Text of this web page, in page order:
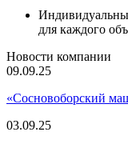
для каждого
Новости компании
09.09.25
«Сосновоборский
03.09.25